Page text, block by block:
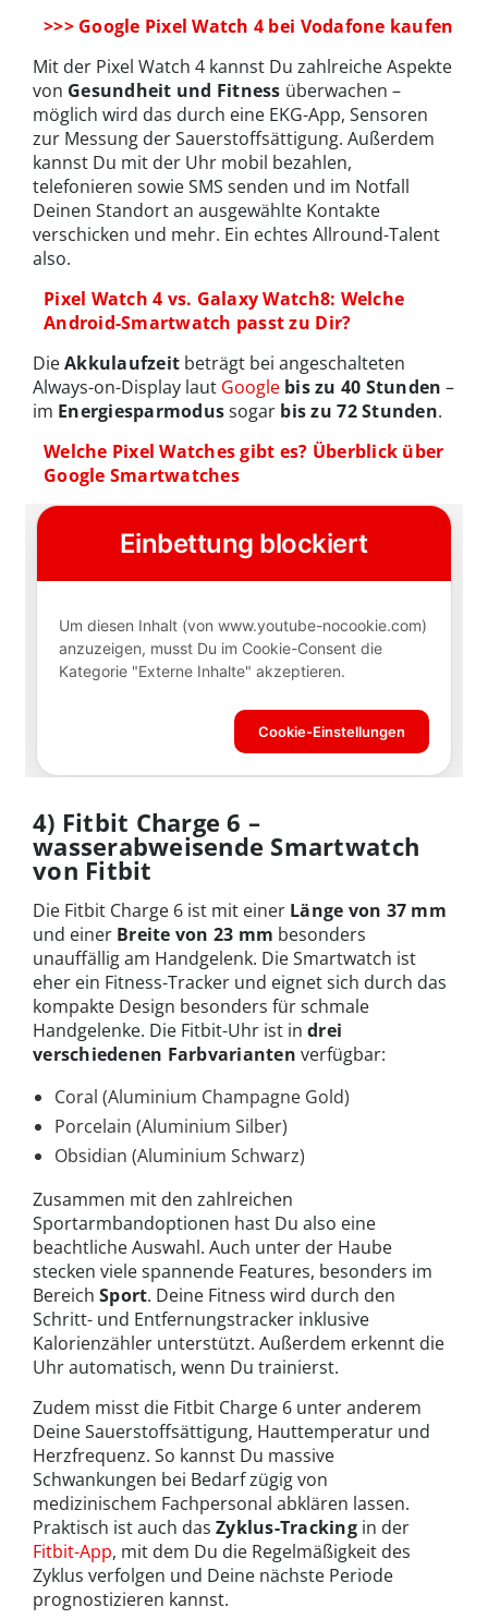
>>> Google Pixel Watch 4 bei Vodafone kaufen
Mit der Pixel Watch 4 kannst Du zahlreiche Aspekte
von Gesundheit und Fitness überwachen –
möglich wird das durch eine EKG-App, Sensoren
zur Messung der Sauerstoffsättigung. Außerdem
kannst Du mit der Uhr mobil bezahlen,
telefonieren sowie SMS senden und im Notfall
Deinen Standort an ausgewählte Kontakte
verschicken und mehr. Ein echtes Allround-Talent
also.
Pixel Watch 4 vs. Galaxy Watch8: Welche
Android-Smartwatch passt zu Dir?
DieAkkulaufzeit beträgt bei angeschalteten
Always-on-Display laut Google bis zu 40 Stunden –
im Energiesparmodussogar bis zu 72 Stunden.
Welche Pixel Watches gibt es? Überblick über
Google Smartwatches
4) Fitbit Charge 6 –
wasserabweisende Smartwatch
von Fitbit
Die Fitbit Charge 6 ist mit einer Länge von 37 mm
und einer Breite von 23 mm besonders
unauffällig am Handgelenk. Die Smartwatch ist
eher ein Fitness-Tracker und eignet sich durch das
kompakte Design besonders für schmale
Handgelenke. Die Fitbit-Uhr ist in drei
verschiedenen Farbvarianten verfügbar:
Coral (Aluminium Champagne Gold)
Porcelain (Aluminium Silber)
Obsidian (Aluminium Schwarz)
Zusammen mit den zahlreichen
Sportarmbandoptionen hast Du also eine
beachtliche Auswahl. Auch unter der Haube
stecken viele spannende Features, besonders im
Bereich Sport. Deine Fitness wird durch den
Schritt- und Entfernungstracker inklusive
Kalorienzähler unterstützt. Außerdem erkennt die
Uhr automatisch, wenn Du trainierst.
Zudem misst die Fitbit Charge 6 unter anderem
Deine Sauerstoffsättigung, Hauttemperatur und
Herzfrequenz. So kannst Du massive
Schwankungen bei Bedarf zügig von
medizinischem Fachpersonal abklären lassen.
Praktisch ist auch das Zyklus-Trackingin der
Fitbit-App, mit dem Du die Regelmäßigkeit des
Zyklus verfolgen und Deine nächste Periode
prognostizieren kannst.